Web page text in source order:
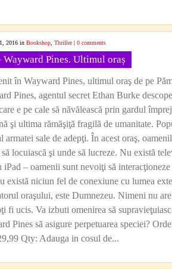
2016 in Bookshop Thriller| 0 comments
Wayward Pines. Ultimul oraș
în Wayward Pines, ultimul oraş de pe
Pines, agentul secret Ethan Burke
e pe cale să năvălească prin gardul
şi ultima rămăşiţă fragilă de umanitate.
armatei sale de adepţi. În acest oraş,
să locuiască şi unde să lucreze. Nu există
iPad – oamenii sunt nevoiţi să
există niciun fel de conexiune cu lumea
oraşului, este Dumnezeu. Nimeni nu
fi ucis. Va izbuti omenirea să
Pines să asigure perpetuarea speciei?
Qty: Adauga in cosul de...